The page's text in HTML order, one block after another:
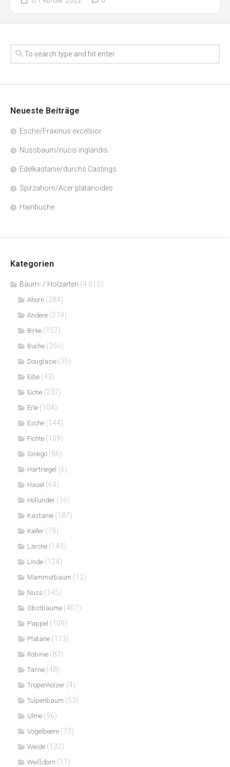
Neueste Beiträge
Esche/Fraxinus excelsior
Nussbaum/nucis inglandis
Edelkastanie/durchs Castings
Spirzahorn/Acer platanoides
Hainbuche
Kategorien
Bäum- / Holzarten (4.015)
Ahorn (284)
Andere (219)
Birke (157)
Buche (266)
Douglasie (35)
Eibe (43)
Eiche (237)
Erle (104)
Esche (144)
Fichte (109)
Ginkgo (86)
Hartriegel (6)
Hasel (64)
Hollunder (16)
Kastanie (187)
Kiefer (78)
Lärche (143)
Linde (124)
Mammutbaum (12)
Nuss (145)
Obstbäume (407)
Pappel (109)
Platane (113)
Robinie (83)
Tanne (48)
Tropenhölzer (4)
Tulpenbaum (53)
Ulme (96)
Vogelbeere (73)
Weide (132)
Weißdorn (11)